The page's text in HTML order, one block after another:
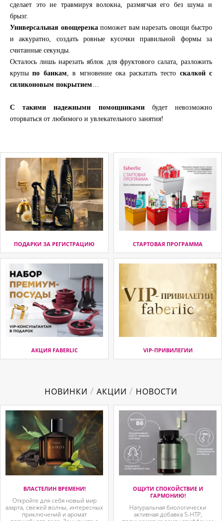
сделает это не травмируя волокна, размягчая его без шума и
брызг.
Универсальная овощерезкапоможет вам нарезать овощи быстро
и аккуратно, создать ровные кусочки правильной формы за
считанные секунды.
Осталось лишь нарезать яблок для фруктового салата, разложить
крупыпо банкам , в мгновение ока раскатать тесто скалкой с
силиконовым покрытием
С такими надежными помощникамибудет невозможно
оторваться от любимого и увлекательного занятия!
ПОДАРКИ ЗА РЕГИСТРАЦИЮ СТАРТОВАЯ ПРОГРАММА
АКЦИЯ FABERLIC VIP-ПРИВИЛЕГИИ
НОВИНКИ / АКЦИИ / НОВОСТИ
ВЛАСТЕЛИН ВРЕМЕНИ!
Откройте для себя новый мир
азарта, свежей волны, интересных
приключений и аромат
ОЩУТИ СПОКОЙСТВИЕ И
ГАРМОНИЮ!
Натуральная биологически
активная добавка 5-HTP,